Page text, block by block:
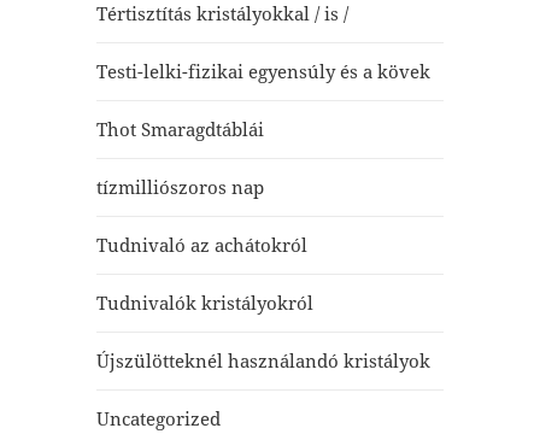
Tértisztítás kristályokkal / is /
Testi-lelki-fizikai egyensúly és a kövek
Thot Smaragdtáblái
tízmilliószoros nap
Tudnivaló az achátokról
Tudnivalók kristályokról
Újszülötteknél használandó kristályok
Uncategorized